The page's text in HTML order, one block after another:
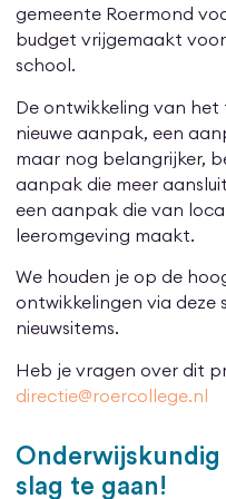
gemeente Roermond
budget vrijgemaakt
school.
De ontwikkeling van
nieuwe aanpak, een
maar nog belangrijker,
aanpak die meer
een aanpak die van
leeromgeving maakt.
We houden je op de
ontwikkelingen via deze
nieuwsitems.
Heb je vragen over dit
directie@roercollege.nl
Onderwijskundig
slag te gaan!